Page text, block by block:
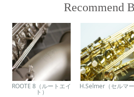
Recommend
ROOTE 8（ルートエイ
ト）
H.Selmer（セルマー